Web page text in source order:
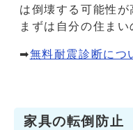
は倒壊する可能性が
まずは自分の住まい
➡無料耐震診断につ
家具の転倒防止